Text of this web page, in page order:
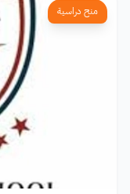
منح دراسية